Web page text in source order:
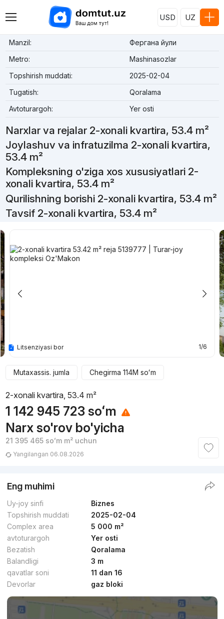
USD UZ
Manzil:
Фергана йули
Metro:
Mashinasozlar
Topshirish muddati:
2025-02-04
Tugatish:
Qoralama
Avtoturargoh:
Yer osti
Narxlar va rejalar 2-xonali kvartira, 53.4 m²
Joylashuv va infratuzilma 2-xonali kvartira,
53.4 m²
Kompleksning o'ziga xos xususiyatlari 2-
xonali kvartira, 53.4 m²
Qurilishning borishi 2-xonali kvartira, 53.4 m²
Tavsif 2-xonali kvartira, 53.4 m²
1/6
Litsenziyasi bor
Mutaxassis. jumla Chegirma 114M soʻm
2-xonali kvartira, 53.4 m²
1 142 945 723 soʻm
Narx so'rov bo'yicha
21 395 465 soʻmm² uchun
Yangilangan 06.08.2026
Eng muhimi
Uy-joy sinfi
Biznes
Topshirish muddati
2025-02-04
Complex area
5 000 m²
avtoturargoh
Yer osti
Bezatish
Qoralama
Balandligi
3 m
qavatlar soni
11 dan 16
Devorlar
gaz bloki